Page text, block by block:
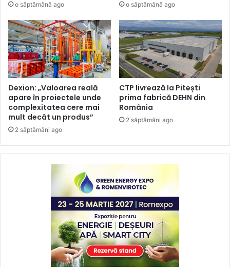
o săptămână ago o săptămână ago
Dexion: „Valoarea reală
apare în proiectele unde
complexitatea cere mai
mult decât un produs”
2 săptămâni ago
CTP livrează la Pitești
prima fabrică DEHN din
România
2 săptămâni ago